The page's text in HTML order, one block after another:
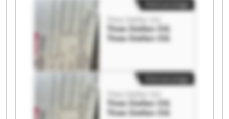
Theo Stefan OG
Theo Stefan OG
Theo Stefan OG
Theo Stefan OG
Theo Stefan OG
Theo Stefan OG
Kleinanzeige